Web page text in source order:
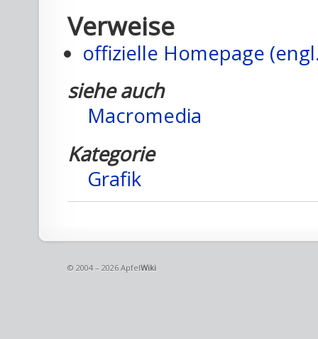
Verweise
offizielle Homepage
siehe auch
Macromedia
Kategorie
Grafik
© 2004 – 2026 ApfelWiki